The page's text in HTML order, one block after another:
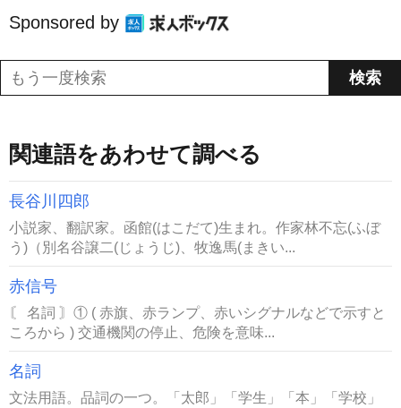
Sponsored by
関連語をあわせて調べる
長谷川四郎
小説家、翻訳家。函館(はこだて)生まれ。作家林不忘(ふぼ
う)（別名谷譲二(じょうじ)、牧逸馬(まきい...
赤信号
〘 名詞 〙① ( 赤旗、赤ランプ、赤いシグナルなどで示すと
ころから ) 交通機関の停止、危険を意味...
名詞
文法用語。品詞の一つ。「太郎」「学生」「本」「学校」